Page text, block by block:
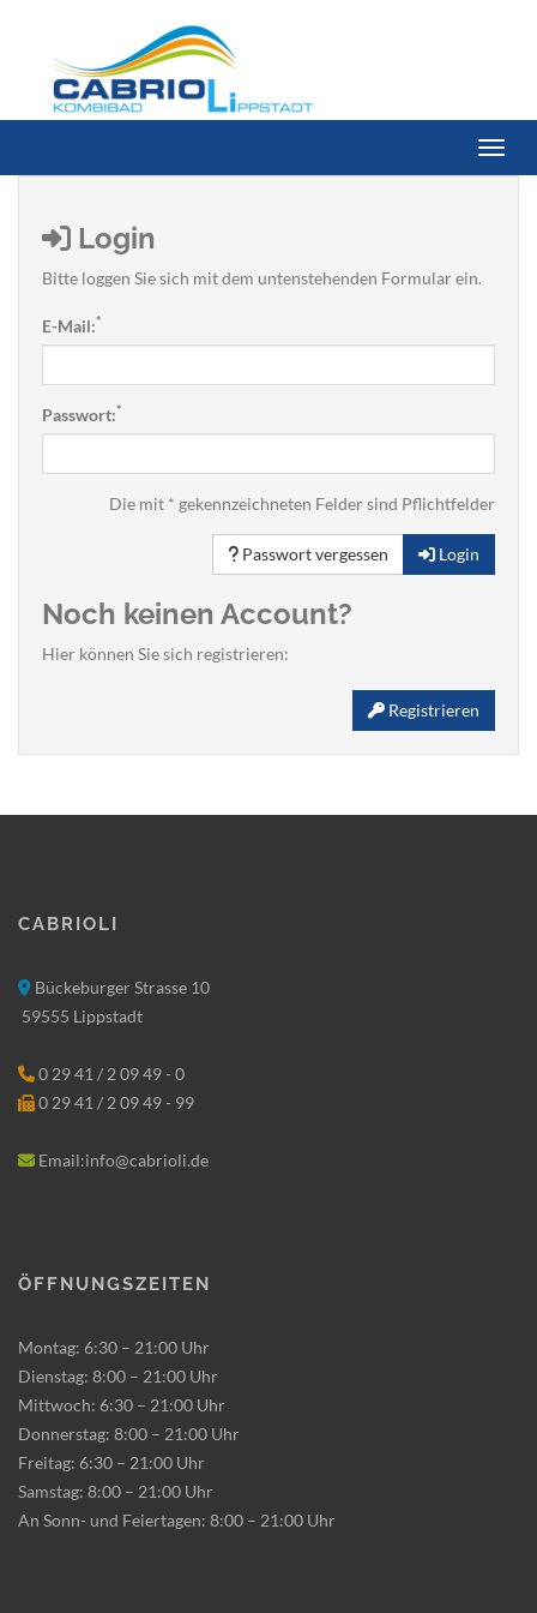
Menü
Login
Bitte loggen Sie sich mit dem untenstehenden Formular ein.
E-Mail:*
Passwort:*
Die mit * gekennzeichneten Felder sind Pflichtfelder
Passwort vergessen Login
Noch keinen Account?
Hier können Sie sich registrieren:
Registrieren
Cabrioli
Bückeburger Strasse 10
59555 Lippstadt
0 29 41 / 2 09 49 - 0
0 29 41 / 2 09 49 - 99
Email:info@cabrioli.de
Öffnungszeiten
Montag: 6:30 – 21:00 Uhr
Dienstag: 8:00 – 21:00 Uhr
Mittwoch: 6:30 – 21:00 Uhr
Donnerstag: 8:00 – 21:00 Uhr
Freitag: 6:30 – 21:00 Uhr
Samstag: 8:00 – 21:00 Uhr
An Sonn- und Feiertagen: 8:00 – 21:00 Uhr